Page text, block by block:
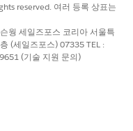
reserved. 여러 등록 상표는
웡 세일즈포스 코리아 서울특
(세일즈포스) 07335 TEL :
(기술 지원 문의)